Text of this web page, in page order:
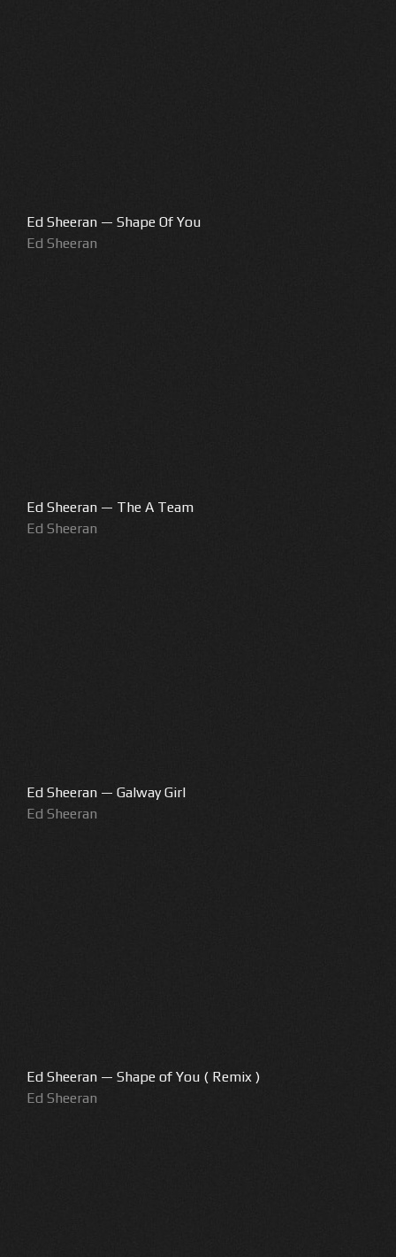
Ed Sheeran — Shape Of You
Ed Sheeran
Ed Sheeran — The A Team
Ed Sheeran
Ed Sheeran — Galway Girl
Ed Sheeran
Ed Sheeran — Shape of You ( Remix )
Ed Sheeran